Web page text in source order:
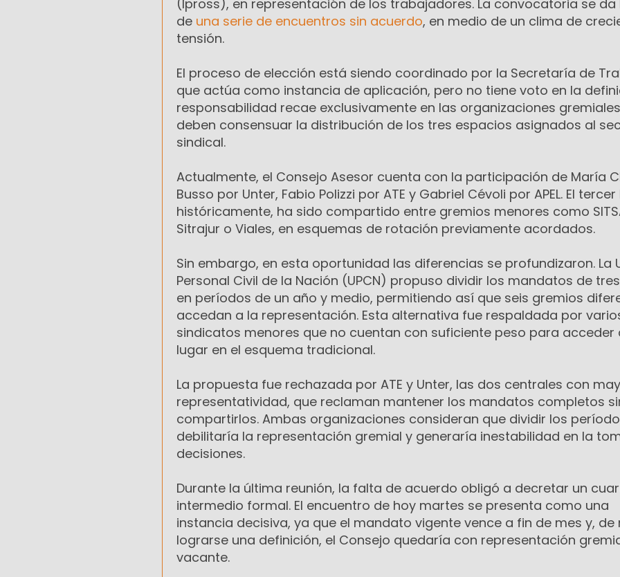
(Ipross), en representación de los trabajadores. La convocatoria se da
de una serie de encuentros sin acuerdo, en medio de un clima de
tensión.
El proceso de elección está siendo coordinado por la Secretaría de
que actúa como instancia de aplicación, pero no tiene voto en la
responsabilidad recae exclusivamente en las organizaciones
deben consensuar la distribución de los tres espacios asignados al
sindical.
Actualmente, el Consejo Asesor cuenta con la participación de María
Busso por Unter, Fabio Polizzi por ATE y Gabriel Cévoli por APEL. El
históricamente, ha sido compartido entre gremios menores como
Sitrajur o Viales, en esquemas de rotación previamente acordados.
Sin embargo, en esta oportunidad las diferencias se profundizaron. La
Personal Civil de la Nación (UPCN) propuso dividir los mandatos de
en períodos de un año y medio, permitiendo así que seis gremios
accedan a la representación. Esta alternativa fue respaldada por
sindicatos menores que no cuentan con suficiente peso para acceder
lugar en el esquema tradicional.
La propuesta fue rechazada por ATE y Unter, las dos centrales con
representatividad, que reclaman mantener los mandatos completos
compartirlos. Ambas organizaciones consideran que dividir los
debilitaría la representación gremial y generaría inestabilidad en la
decisiones.
Durante la última reunión, la falta de acuerdo obligó a decretar un
intermedio formal. El encuentro de hoy martes se presenta como una
instancia decisiva, ya que el mandato vigente vence a fin de mes y, de
lograrse una definición, el Consejo quedaría con representación
vacante.